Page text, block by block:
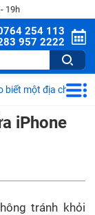
19h
254 113
957 2222
biết một địa chỉ sửa
iPhone
tránh khỏi